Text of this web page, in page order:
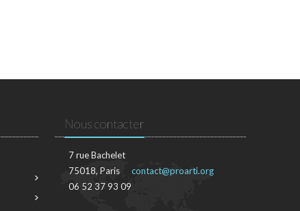
Nous contacter
7 rue Bachelet
75018, Paris
06 52 37 93 09
contact@proarti.org